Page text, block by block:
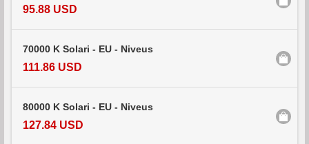
95.88 USD
70000 K Solari - EU - Niveus
111.86 USD
80000 K Solari - EU - Niveus
127.84 USD